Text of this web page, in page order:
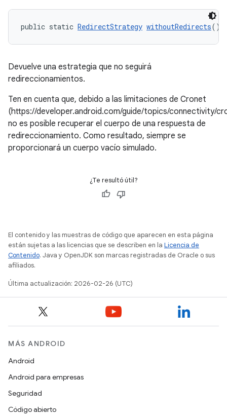
public static RedirectStrategy withoutRedirects()
Devuelve una estrategia que no seguirá
redireccionamientos.
Ten en cuenta que, debido a las limitaciones de Cronet
(https://developer.android.com/guide/topics/connectivity/
no es posible recuperar el cuerpo de una respuesta de
redireccionamiento. Como resultado, siempre se
proporcionará un cuerpo vacío simulado.
¿Te resultó útil?
El contenido y las muestras de código que aparecen en esta página
están sujetas a las licencias que se describen en la Licencia de
Contenido. Java y OpenJDK son marcas registradas de Oracle o sus
afiliados.
Última actualización: 2026-02-26 (UTC)
MÁS ANDROID
Android
Android para empresas
Seguridad
Código abierto